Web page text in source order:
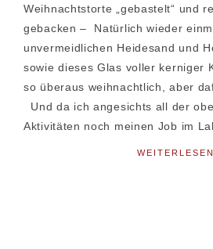
Weihnachtstorte „gebastelt“ und
gebacken – Natürlich wieder
unvermeidlichen Heidesand und
sowie dieses Glas voller kerniger
so überaus weihnachtlich, aber
Und da ich angesichts all der
Aktivitäten noch meinen Job im
WEITERLESEN